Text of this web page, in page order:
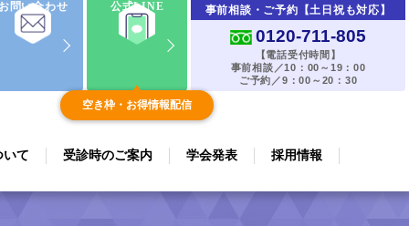
いて 受診時のご案内 学会発表 採用情報
問い合わせ 公式LINE
空き枠・お得情報配信
事前相談・ご予約【土日祝も対応】
0120-711-805
【電話受付時間】
事前相談／10：00～19：00
ご予約／9：00～20：30